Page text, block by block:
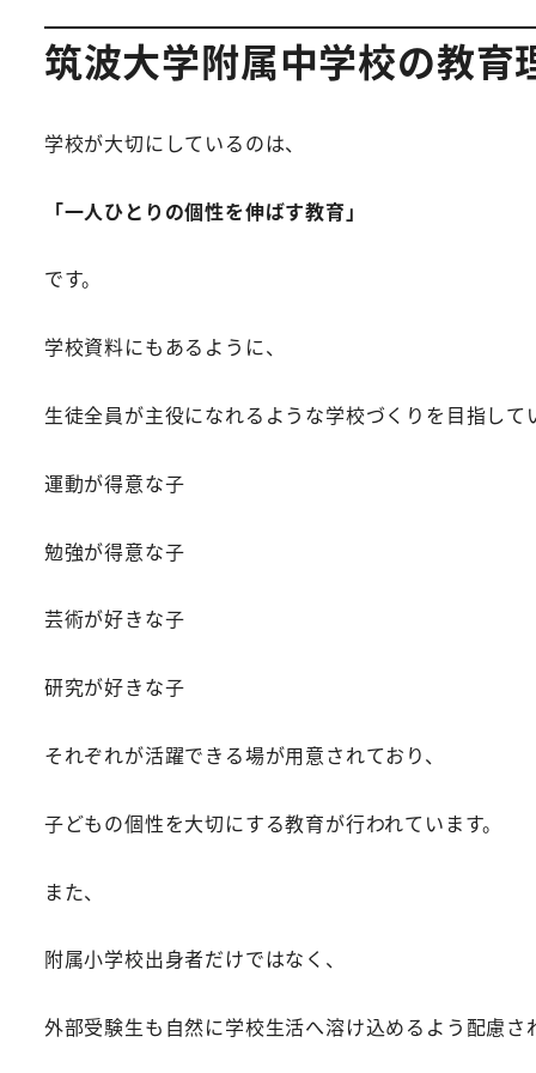
筑波大学附属中学校の教育
学校が大切にしているのは、
「一人ひとりの個性を伸ばす教育」
です。
学校資料にもあるように、
生徒全員が主役になれるような学校づくりを目指して
運動が得意な子
勉強が得意な子
芸術が好きな子
研究が好きな子
それぞれが活躍できる場が用意されており、
子どもの個性を大切にする教育が行われています。
また、
附属小学校出身者だけではなく、
外部受験生も自然に学校生活へ溶け込めるよう配慮さ